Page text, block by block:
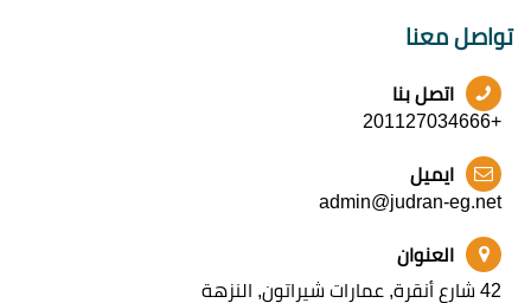
تواصل معنا
اتصل بنا
+201127034666
ايميل
admin@judran-eg.net
العنوان
42 شارع أنقرة, عمارات شيراتون, النزهة